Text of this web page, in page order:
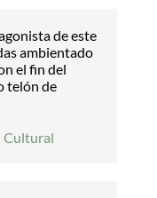
de este
ambientado
el fin del
telón de
Cultural